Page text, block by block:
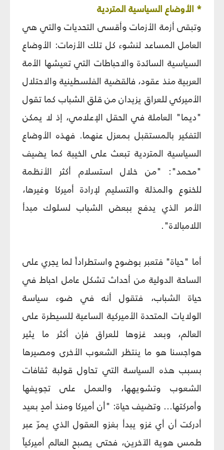
* الأوضاع السياسية المتردية
وتبقى أزمة الأزمات وأقسى التحديات والتي هي
العامل المساعد لنشوء كل تلك الأزمات: الأوضاع
السياسية السائدة والاحباطات التي تعيشها الأمة
العربية منذ عقود، فالقضية الفلسطينية والاحتلال
الأميركي للعراق يزيدان من قلق الشباب كما تقول
"ديما" العاملة في الحقل الإعلامي، إذ لا يمكن
التفكير بالمستقبل بمعزل عنهما. فهذه الأوضاع
السياسية المتردية تبعث على الخيبة كما يضيف
"محمد": "من خلال استسلام أكثر الأنظمة
للخنوع والمذلة والتسليم لإرادة أميركا وغيرها،
الأمر الذي يدفع ببعض الشباب لسلوك مبدأ
اللامبالاة".
أما "حياة" فتعبر بوضوح واستطراداً لما يجري على
الساحة الدولية من أحداث تشكل عامل احباط في
حياة الشباب، فتقول أنه في ضوء سياسة
الولايات المتحدة الأميركية الساعية للسيطرة على
العالم، وبعد غزوها للعراق فإن أكثر ما يثير
هواجسنا هو ما ينتظر الشعوب الأخرى ومصيرها
بسبب هذه السياسة التي تحاول قولبة ثقافات
الشعوب وتشويهها، والعمل على تجويفها
وأمركتها... وتضيف حياة: "أن أميركا ومنذ أمدٍ بعيد
أدركت أن أي غزو يبدأ بغزو العقول الذي يمرّ عبر
طمس هوية الآخرين، فحتى يصبح العالم أميركياً